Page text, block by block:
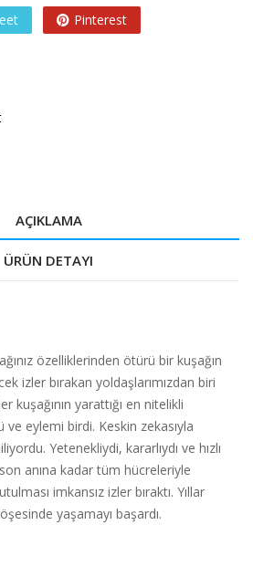
Pinterest
AÇIKLAMA
ÜRÜN DETAYI
özelliklerinden ötürü bir kuşağın
izler bırakan yoldaşlarımızdan biri
kuşağının yarattığı en nitelikli
ve eylemi birdi. Keskin zekasıyla
Yetenekliydi, kararlıydı ve hızlı
anına kadar tüm hücreleriyle
imkansız izler bıraktı. Yıllar
yaşamayı başardı.